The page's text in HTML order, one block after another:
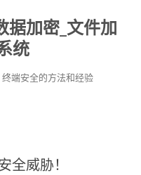
据加密_文件加
统
端安全的方法和经验
全威胁！